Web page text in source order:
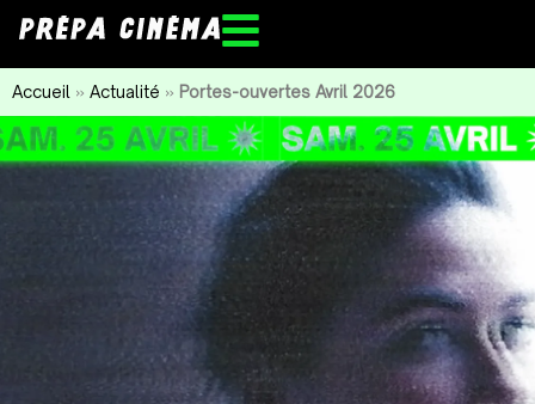
Accueil » Actualité » Portes-ouvertes Avril 2026